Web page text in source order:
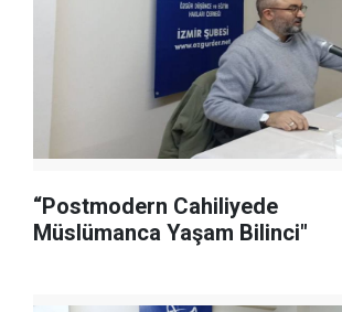
“Postmodern Cahiliyede
Müslümanca Yaşam Bilinci"